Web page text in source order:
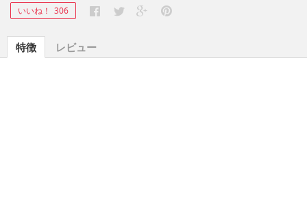
いいね！ 306
特徴 レビュー